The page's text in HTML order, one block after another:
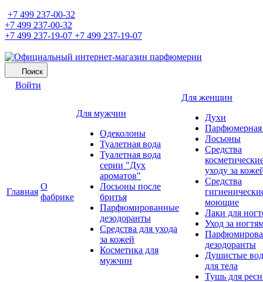
+7 499 237-00-32
+7 499 237-00-32
+7 499 237-19-07 +7 499 237-19-07
Поиск
Войти
Главная
О
фабрике
Для мужчин
Одеколоны
Туалетная вода
Туалетная вода
серии "Дух
ароматов"
Лосьоны после
бритья
Парфюмированные
дезодоранты
Средства для ухода
за кожей
Косметика для
мужчин
Для женщин
Духи
Парфюмерная
Лосьоны
Средства
уходу за
Средства
моющие
Лаки для
Уход за
дезодоранты
Душистые
для тела
Тушь для